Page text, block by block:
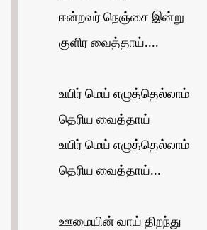
ஈன்றவர் நெஞ்சை இன்று
குளிர வைத்தாய்....
உயிர் மெய் எழுத்தெல்லாம்
தெரிய வைத்தாய்
உயிர் மெய் எழுத்தெல்லாம்
தெரிய வைத்தாய்...
ஊமையின் வாய் திறந்து